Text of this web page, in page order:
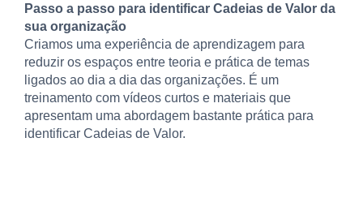
Passo a passo para identificar Cadeias de Valor da
sua organização
Criamos uma experiência de aprendizagem para
reduzir os espaços entre teoria e prática de temas
ligados ao dia a dia das organizações. É um
treinamento com vídeos curtos e materiais que
apresentam uma abordagem bastante prática para
identificar Cadeias de Valor.